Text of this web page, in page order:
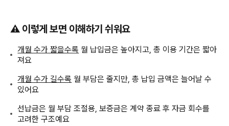
⚠️ 이렇게 보면 이해하기 쉬워요
개월 수가 짧을수록 월 납입금은 높아지고, 총 이용 기간은 짧아
져요
개월 수가 길수록 월 부담은 줄지만, 총 납입 금액은 늘어날 수
있어요
선납금은 월 부담 조절용, 보증금은 계약 종료 후 자금 회수를
고려한 구조예요